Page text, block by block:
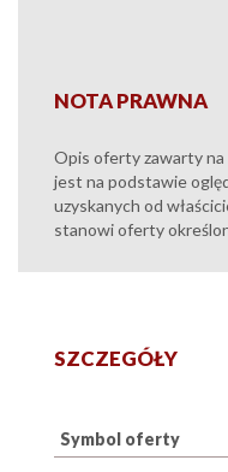
NOTA PRAWNA
Opis oferty zawarty
jest na podstawie
uzyskanych od
stanowi oferty
SZCZEGÓŁY
Symbol oferty